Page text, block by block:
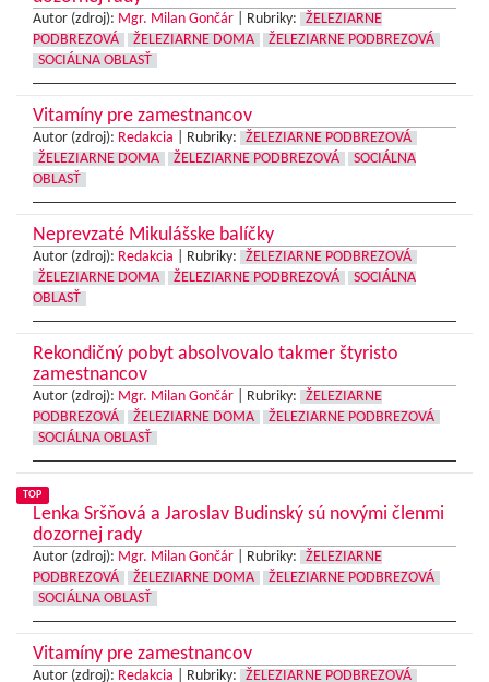
Autor (zdroj): Mgr. Milan Gončár Rubriky:
ŽELEZIARNE
PODBREZOVÁ
ŽELEZIARNE DOMA
ŽELEZIARNE PODBREZOVÁ
SOCIÁLNA OBLASŤ
Vitamíny pre zamestnancov
Autor (zdroj): Redakcia Rubriky:
ŽELEZIARNE PODBREZOVÁ
ŽELEZIARNE DOMA
ŽELEZIARNE PODBREZOVÁ
SOCIÁLNA
OBLASŤ
Neprevzaté Mikulášske balíčky
Autor (zdroj): Redakcia Rubriky:
ŽELEZIARNE PODBREZOVÁ
ŽELEZIARNE DOMA
ŽELEZIARNE PODBREZOVÁ
SOCIÁLNA
OBLASŤ
Rekondičný pobyt absolvovalo takmer štyristo
zamestnancov
Autor (zdroj): Mgr. Milan Gončár Rubriky:
ŽELEZIARNE
PODBREZOVÁ
ŽELEZIARNE DOMA
ŽELEZIARNE PODBREZOVÁ
SOCIÁLNA OBLASŤ
TOP
Lenka Sršňová a Jaroslav Budinský sú novými členmi
dozornej rady
Autor (zdroj): Mgr. Milan Gončár Rubriky:
ŽELEZIARNE
PODBREZOVÁ
ŽELEZIARNE DOMA
ŽELEZIARNE PODBREZOVÁ
SOCIÁLNA OBLASŤ
Vitamíny pre zamestnancov
Autor (zdroj): Redakcia Rubriky:
ŽELEZIARNE PODBREZOVÁ